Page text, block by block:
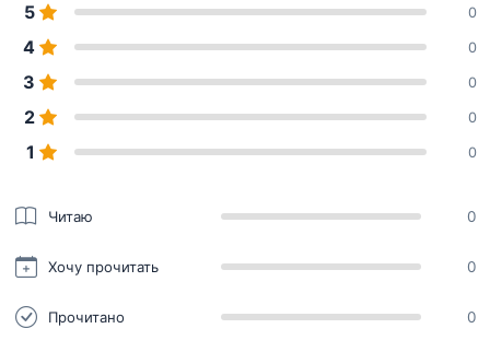
5 0
4 0
3 0
2 0
1 0
Читаю 0
Хочу прочитать 0
Прочитано 0